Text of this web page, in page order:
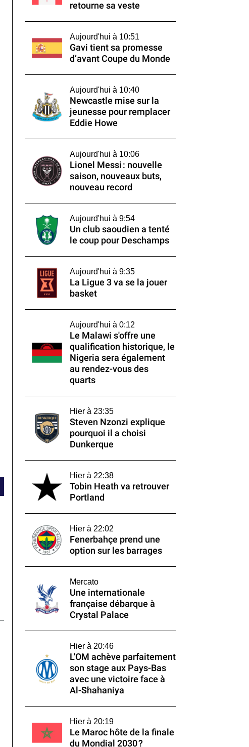
retourne sa veste
Aujourd'hui à 10:51
Gavi tient sa promesse
d’avant Coupe du Monde
Aujourd'hui à 10:40
Newcastle mise sur la
jeunesse pour remplacer
Eddie Howe
Aujourd'hui à 10:06
Lionel Messi : nouvelle
saison, nouveaux buts,
nouveau record
Aujourd'hui à 9:54
Un club saoudien a tenté
le coup pour Deschamps
Aujourd'hui à 9:35
La Ligue 3 va se la jouer
basket
Aujourd'hui à 0:12
Le Malawi s'offre une
qualification historique, le
Nigeria sera également
au rendez-vous des
quarts
Hier à 23:35
Steven Nzonzi explique
pourquoi il a choisi
Dunkerque
Hier à 22:38
Tobin Heath va retrouver
Portland
Hier à 22:02
Fenerbahçe prend une
option sur les barrages
Mercato
Une internationale
française débarque à
Crystal Palace
Hier à 20:46
L'OM achève parfaitement
son stage aux Pays-Bas
avec une victoire face à
Al-Shahaniya
Hier à 20:19
Le Maroc hôte de la finale
du Mondial 2030 ?